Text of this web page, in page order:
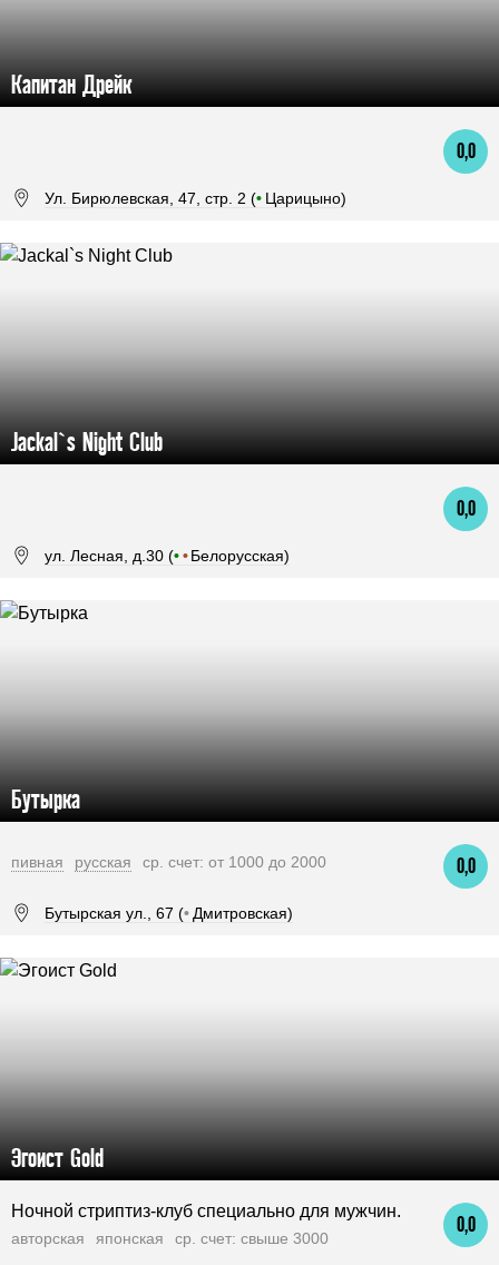
Капитан Дрейк
0,0
Ул. Бирюлевская, 47, стр. 2 (• Царицыно)
Jackal`s Night Club
0,0
ул. Лесная, д.30 (•• Белорусская)
Бутырка
0,0
пивная русская ср. счет: от 1000 до 2000
Бутырская ул., 67 (• Дмитровская)
Эгоист Gold
0,0
Ночной стриптиз-клуб специально для мужчин.
авторская японская
ср. счет: свыше 3000